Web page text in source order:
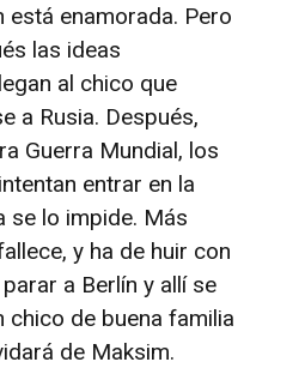
está enamorada. Pero
las ideas
al chico que
a Rusia. Después,
Guerra Mundial, los
entrar en la
se lo impide. Más
y ha de huir con
a Berlín y allí se
chico de buena familia
de Maksim.